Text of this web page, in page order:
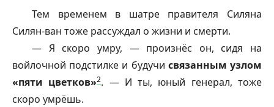
Тем временем в шатре правителя Силяна
Силян-ван тоже рассуждал о жизни и смерти.
— Я скоро умру, — произнёс он, сидя на
войлочной подстилке и будучи связанным узлом
«пяти цветков»2. — И ты, юный генерал, тоже
скоро умрёшь.